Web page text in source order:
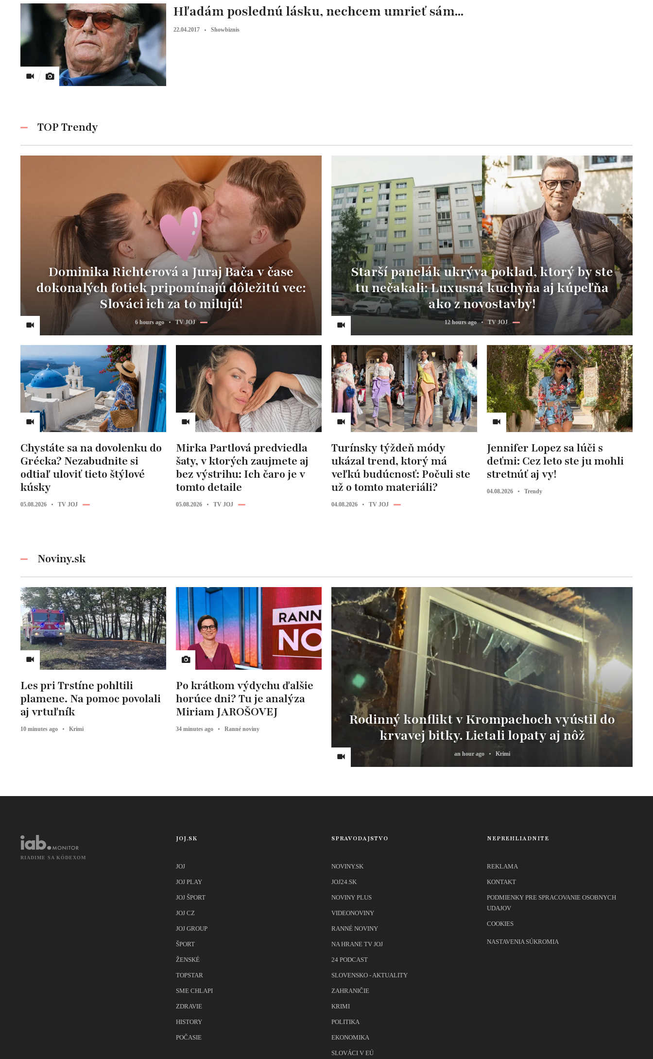
Hľadám poslednú lásku, nechcem umrieť sám...
22.04.2017 Showbiznis
TOP Trendy
Dominika Richterová a Juraj Bača v čase
dokonalých fotiek pripomínajú dôležitú vec:
Slováci ich za to milujú!
6 hours ago TV JOJ
Starší panelák ukrýva poklad, ktorý by ste
tu nečakali: Luxusná kuchyňa aj kúpeľňa
ako z novostavby!
12 hours ago TV JOJ
Chystáte sa na dovolenku do
Grécka? Nezabudnite si
odtiaľ uloviť tieto štýlové
kúsky
05.08.2026 TV JOJ
Mirka Partlová predviedla
šaty, v ktorých zaujmete aj
bez výstrihu: Ich čaro je v
tomto detaile
05.08.2026 TV JOJ
Turínsky týždeň módy
ukázal trend, ktorý má
veľkú budúcnosť: Počuli ste
už o tomto materiáli?
04.08.2026 TV JOJ
Jennifer Lopez sa lúči s
deťmi: Cez leto ste ju mohli
stretnúť aj vy!
04.08.2026 Trendy
Noviny.sk
Les pri Trstíne pohltili
plamene. Na pomoc povolali
aj vrtuľník
10 minutes ago Krimi
Po krátkom výdychu ďalšie
horúce dni? Tu je analýza
Miriam JAROŠOVEJ
34 minutes ago Ranné noviny
Rodinný konflikt v Krompachoch vyústil do
krvavej bitky. Lietali lopaty aj nôž
an hour ago Krimi
RIADIME SA KÓDEXOM
JOJ.SK
JOJ
JOJ PLAY
JOJ ŠPORT
JOJ CZ
JOJ GROUP
ŠPORT
ŽENSKÉ
TOPSTAR
SME CHLAPI
ZDRAVIE
HISTORY
POČASIE
SPRAVODAJSTVO
NOVINY.SK
JOJ24.SK
NOVINY PLUS
VIDEONOVINY
RANNÉ NOVINY
NA HRANE TV JOJ
24 PODCAST
SLOVENSKO - AKTUALITY
ZAHRANIČIE
KRIMI
POLITIKA
EKONOMIKA
SLOVÁCI V EÚ
NEPREHLIADNITE
REKLAMA
KONTAKT
PODMIENKY PRE SPRACOVANIE OSOBNYCH
UDAJOV
COOKIES
NASTAVENIA SÚKROMIA